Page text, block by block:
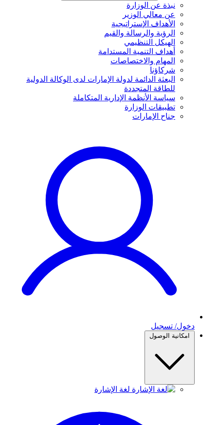
نبذة عن الوزارة
عن معالي الوزير
الأهداف الإستراتيجية
الرؤية والرسالة والقيم
الهيكل التنظيمي
أهداف التنمية المستدامة
المهام والاختصاصات
شركاؤنا
البعثة الدائمة لدولة الإمارات لدى الوكالة الدولية
للطاقة المتجددة
سياسة الأنظمة الإدارية المتكاملة
تطبيقات الوزارة
جناح الإمارات
دخول/ تسجيل
امكانية الوصول
لغة الإشارة